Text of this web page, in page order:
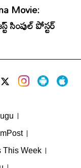
Movie:
సింపుల్ పోస్టర్
This Week